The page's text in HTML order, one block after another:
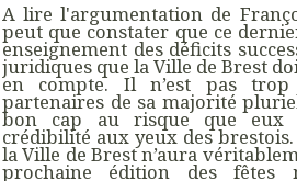
A lire l'argumentation de
peut que constater que ce
enseignement des déficits
juridiques que la Ville de Brest
en compte. Il n’est pas
partenaires de sa majorité
bon cap au risque que eux
crédibilité aux yeux des
la Ville de Brest n’aura
prochaine édition des fêtes